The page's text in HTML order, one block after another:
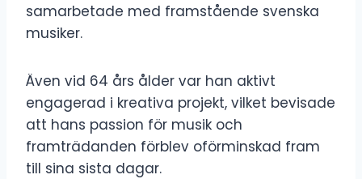
samarbetade med framstående svenska
musiker.
Även vid 64 års ålder var han aktivt
engagerad i kreativa projekt, vilket bevisade
att hans passion för musik och
framträdanden förblev oförminskad fram
till sina sista dagar.